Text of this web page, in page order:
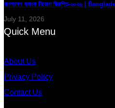
বাংলাদেশ ব্যাংক নিয়োগ বিজ্ঞপ্তি-২০২৬ |
July 11, 2026
Quick Menu
About Us
Privacy Policy
Contact Us